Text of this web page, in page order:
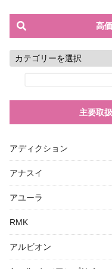
高
主要取
アディクション
アナスイ
アユーラ
RMK
アルビオン